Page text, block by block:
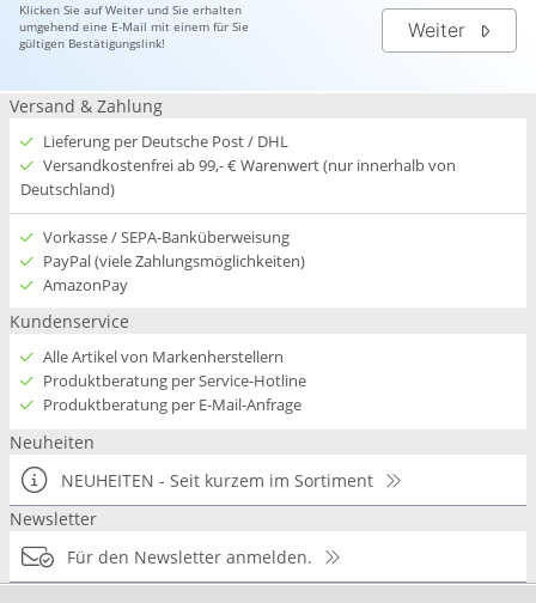
Klicken Sie auf Weiter und Sie erhalten
umgehend eine E-Mail mit einem für Sie
gültigen Bestätigungslink!
Weiter
Versand & Zahlung
Lieferung per Deutsche Post / DHL
Versandkostenfrei ab 99,- € Warenwert (nur innerhalb von
Deutschland)
Vorkasse / SEPA-Banküberweisung
PayPal (viele Zahlungsmöglichkeiten)
AmazonPay
Kundenservice
Alle Artikel von Markenherstellern
Produktberatung per Service-Hotline
Produktberatung per E-Mail-Anfrage
Neuheiten
NEUHEITEN - Seit kurzem im Sortiment
Newsletter
Für den Newsletter anmelden.